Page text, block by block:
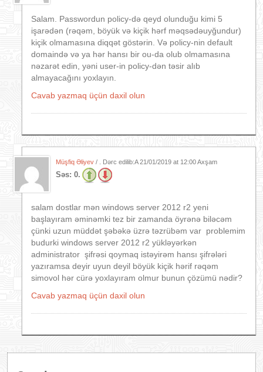
Salam. Passwordun policy-də qeyd olunduğu kimi 5
işarədən (rəqəm, böyük və kiçik hərf məqsədəuyğundur)
kiçik olmamasına diqqət göstərin. Və policy-nin default
domaində və ya hər hansı bir ou-da olub olmamasına
nəzarət edin, yəni user-in policy-dən təsir alıb
almayacağını yoxlayın.
Cavab yazmaq üçün daxil olun
Müşfiq Əliyev / . Dərc edilib:A21/01/2019 at 12:00 Axşam
Səs: 0.
salam dostlar mən windows server 2012 r2 yeni
başlayıram əminəmki tez bir zamanda öyrənə biləcəm
çünki uzun müddət şəbəkə üzrə təzrübəm var problemim
budurki windows server 2012 r2 yükləyərkən
administrator şifrəsi qoymaq istəyirəm hansı şifrələri
yazıramsa deyir uyun deyil böyük kiçik hərif rəqəm
simovol hər cürə yoxlayıram olmur bunun çözümü nədir?
Cavab yazmaq üçün daxil olun